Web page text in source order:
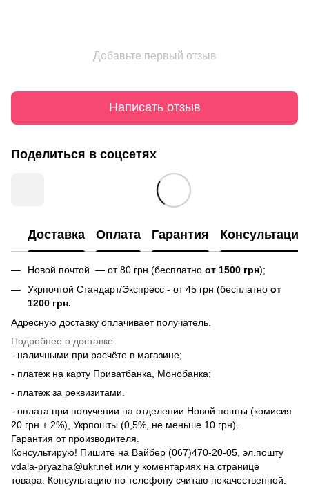
Добавьте первый отзыв
Написать отзыв
Поделиться в соцсетях
Доставка Оплата Гарантия Консультация
Новой почтой — от 80 грн (бесплатно от 1500 грн);
Укрпочтой Стандарт/Экспресс - от 45 грн (бесплатно от
1200 грн.
Адресную доставку оплачивает получатель.
Подробнее о доставке
- наличными при расчёте в магазине;
- платеж на карту Приватбанка, Монобанка;
- платеж за реквизитами.
- оплата при получении на отделении Новой пошты (комисия
20 грн + 2%), Укрпошты (0,5%, не меньше 10 грн).
Гарантия от производителя.
Консультирую! Пишите на Вайбер (067)470-20-05, эл.пошту
vdala-pryazha@ukr.net или у коментариях на странице
товара. Консультацию по телефону считаю некачественной.